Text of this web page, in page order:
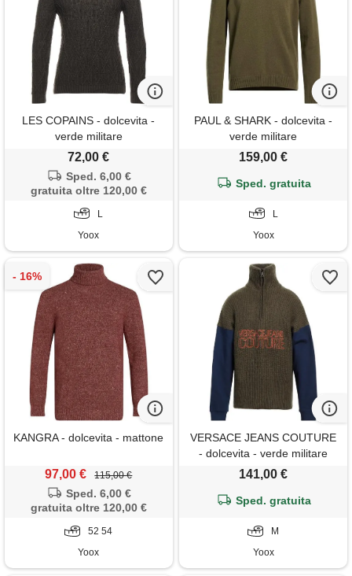
LES COPAINS - dolcevita -
verde militare
72,00 €
Sped. 6,00 €
gratuita oltre 120,00 €
L
Yoox
PAUL & SHARK - dolcevita -
verde militare
159,00 €
Sped. gratuita
L
Yoox
KANGRA - dolcevita - mattone
97,00 € 115,00 €
Sped. 6,00 €
gratuita oltre 120,00 €
52 54
Yoox
VERSACE JEANS COUTURE
- dolcevita - verde militare
141,00 €
Sped. gratuita
M
Yoox